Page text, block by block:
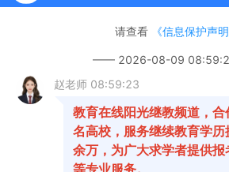
1.申请复查程序。考生如对本
议的，须持本人身份证、准考证
市自学考试办公室提出成绩复查
考试办公室在当次考试成绩公布
安排具体受理时间和地点，请考